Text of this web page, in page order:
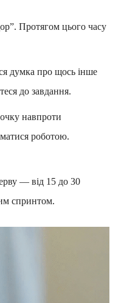
Протягом цього часу
думка про щось інше
до завдання.
навпроти
роботою.
— від 15 до 30
спринтом.